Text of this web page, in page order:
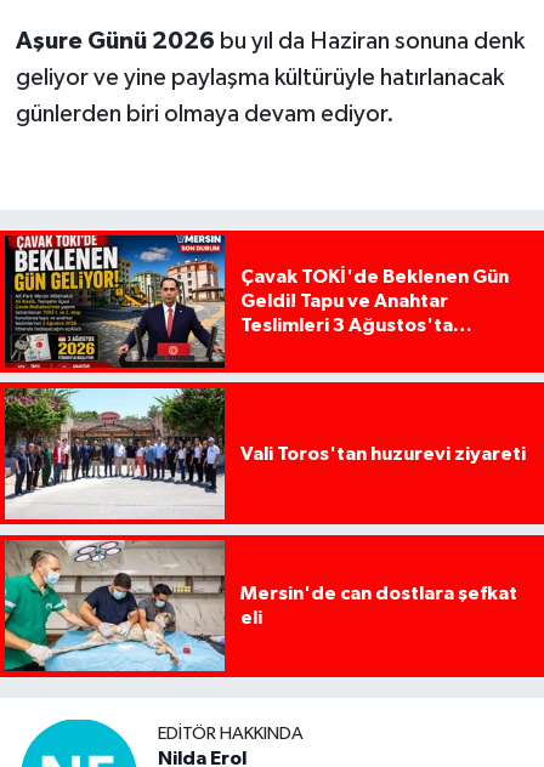
Aşure Günü 2026 bu yıl da Haziran sonuna denk
geliyor ve yine paylaşma kültürüyle hatırlanacak
günlerden biri olmaya devam ediyor.
Çavak TOKİ'de Beklenen Gün
Geldi! Tapu ve Anahtar
Teslimleri 3 Ağustos'ta
Vali Toros'tan huzurevi ziyareti
Mersin'de can dostlara şefkat
eli
EDITÖR HAKKINDA
Nilda Erol